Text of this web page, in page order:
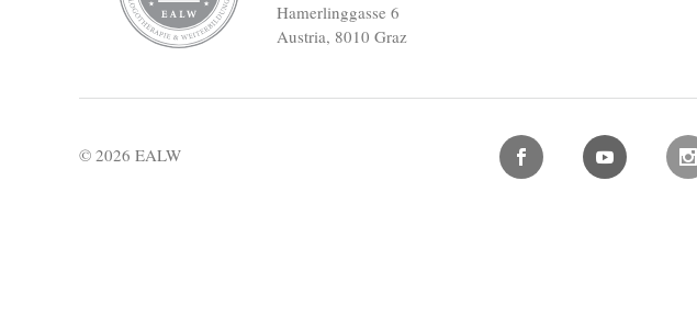
Hamerlinggasse 6
Austria, 8010 Graz
© 2026 EALW